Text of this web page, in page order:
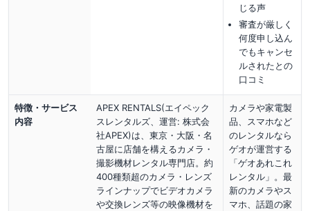
じる声
審査が厳しく
何度申し込ん
でもキャンセ
ルされたとの
口コミ
特徴・サービス
内容
APEX RENTALS(エイペック
スレンタルズ、運営: 株式会
社APEX)は、東京・大阪・名
古屋に店舗を構えるカメラ・
撮影機材レンタル専門店。約
400種類超のカメラ・レンズ
ラインナップでビデオカメラ
や交換レンズ等の映像機材を
カメラや家電製
品、スマホなど
のレンタルなら
ゲオが運営する
「ゲオあれこれ
レンタル」。最
新のカメラやス
マホ、話題の家